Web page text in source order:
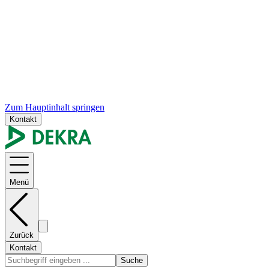
Zum Hauptinhalt springen
Kontakt
Menü
Zurück
Kontakt
Suche